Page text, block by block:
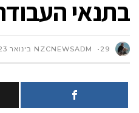
בתנאי
NZCNEWSADM 29 בינואר 2023